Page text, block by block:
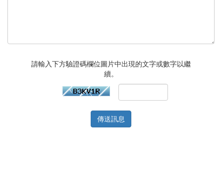
請輸入下方驗證碼欄位圖片中出現的文字或數字以繼
續。
傳送訊息